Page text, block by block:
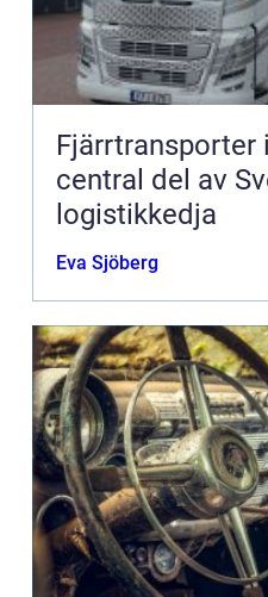
Fjärrtransporter
central del av
logistikkedja
Eva Sjöberg